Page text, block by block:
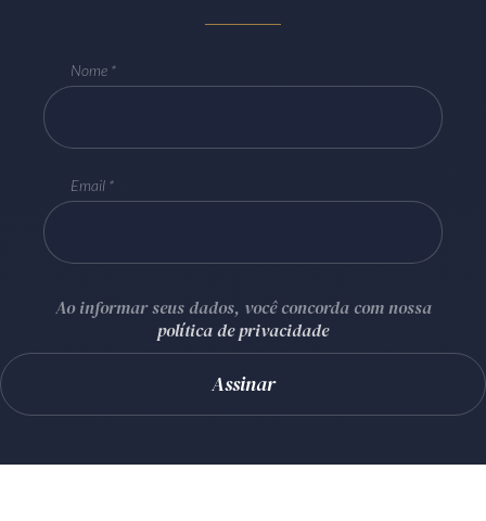
Nome
Email
Ao informar seus dados, você concorda com nossa
política de privacidade